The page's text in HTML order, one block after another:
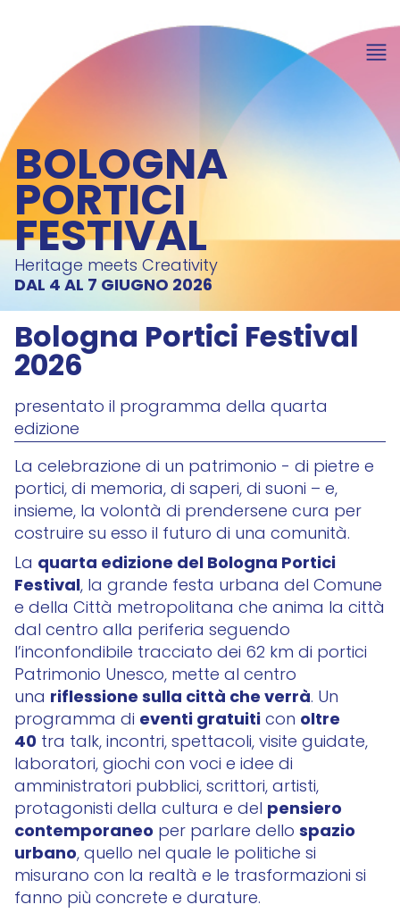
BOLOGNA
PORTICI
FESTIVAL
Heritage meets Creativity
DAL 4 AL 7 GIUGNO 2026
Bologna Portici Festival
2026
presentato il programma della quarta
edizione
La celebrazione di un patrimonio - di pietre e
portici, di memoria, di saperi, di suoni – e,
insieme, la volontà di prendersene cura per
costruire su esso il futuro di una comunità.
La quarta edizione del Bologna Portici
Festival, la grande festa urbana del Comune
e della Città metropolitana che anima la città
dal centro alla periferia seguendo
l’inconfondibile tracciato dei 62 km di portici
Patrimonio Unesco, mette al centro
una riflessione sulla città che verrà. Un
programma di eventi gratuiticon oltre
40 tra talk, incontri, spettacoli, visite guidate,
laboratori, giochi con voci e idee di
amministratori pubblici, scrittori, artisti,
protagonisti della cultura e del pensiero
contemporaneo per parlare dello spazio
urbano, quello nel quale le politiche si
misurano con la realtà e le trasformazioni si
fanno più concrete e durature.